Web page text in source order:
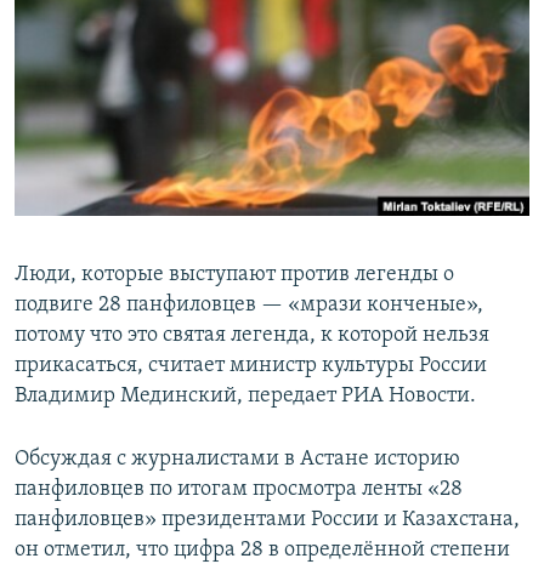
Люди, которые выступают против легенды о
подвиге 28 панфиловцев — «мрази конченые»,
потому что это святая легенда, к которой нельзя
прикасаться, считает министр культуры России
Владимир Мединский, передает РИА Новости.
Обсуждая с журналистами в Астане историю
панфиловцев по итогам просмотра ленты «28
панфиловцев» президентами России и Казахстана,
он отметил, что цифра 28 в определённой степени